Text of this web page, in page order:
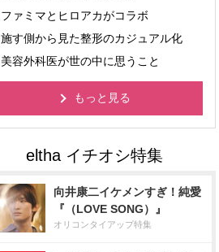
ファミマとヒロアカがコラボ
施す側から見た整形のカジュアル化
美容外科医が世の中に思うこと
もっと見る
向井康二イケメンすぎ！純愛
『（LOVE SONG）』
オリコンタイアップ特集